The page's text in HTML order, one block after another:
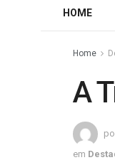
HOME
Home
A
em